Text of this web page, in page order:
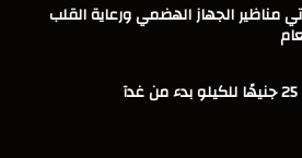
مناظير الجهاز الهضمي ورعاية القلب